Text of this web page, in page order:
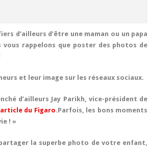
d’ailleurs d’être une maman ou un papa
rappelons que poster des photos de
et leur image sur les réseaux sociaux.
d’ailleurs Jay Parikh, vice-président de
du Figaro.Parfois, les bons moments
! »
la superbe photo de votre enfant,